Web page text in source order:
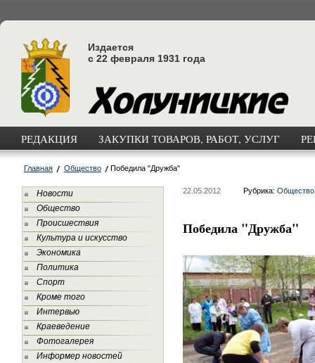
Издается
с 22 февраля 1931 года
РЕДАКЦИЯ ЗАКУПКИ ТОВАРОВ, РАБОТ, УСЛУГ
Главная Общество Победила "Дружба"
Новости
Общество
Происшествия
Культура и искусство
Экономика
Политика
Спорт
Кроме того
Интервью
Краеведение
Фотогалерея
Информер новостей
22.05.2012 Рубрика: Общество
Победила "Дружба"